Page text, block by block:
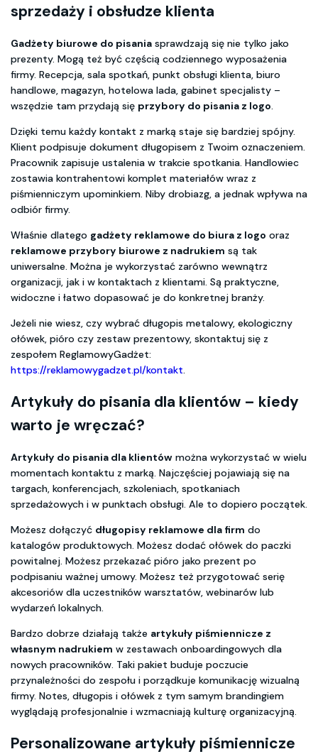
sprzedaży i obsłudze klienta
Gadżety biurowe do pisania sprawdzają się nie tylko jako
prezenty. Mogą też być częścią codziennego wyposażenia
firmy. Recepcja, sala spotkań, punkt obsługi klienta, biuro
handlowe, magazyn, hotelowa lada, gabinet specjalisty –
wszędzie tam przydają się przybory do pisania z logo.
Dzięki temu każdy kontakt z marką staje się bardziej spójny.
Klient podpisuje dokument długopisem z Twoim oznaczeniem.
Pracownik zapisuje ustalenia w trakcie spotkania. Handlowiec
zostawia kontrahentowi komplet materiałów wraz z
piśmienniczym upominkiem. Niby drobiazg, a jednak wpływa na
odbiór firmy.
Właśnie dlatego gadżety reklamowe do biura z logo oraz
reklamowe przybory biurowe z nadrukiem są tak
uniwersalne. Można je wykorzystać zarówno wewnątrz
organizacji, jak i w kontaktach z klientami. Są praktyczne,
widoczne i łatwo dopasować je do konkretnej branży.
Jeżeli nie wiesz, czy wybrać długopis metalowy, ekologiczny
ołówek, pióro czy zestaw prezentowy, skontaktuj się z
zespołem ReglamowyGadżet:
https://reklamowygadzet.pl/kontakt.
Artykuły do pisania dla klientów – kiedy
warto je wręczać?
Artykuły do pisania dla klientów można wykorzystać w wielu
momentach kontaktu z marką. Najczęściej pojawiają się na
targach, konferencjach, szkoleniach, spotkaniach
sprzedażowych i w punktach obsługi. Ale to dopiero początek.
Możesz dołączyć długopisy reklamowe dla firm do
katalogów produktowych. Możesz dodać ołówek do paczki
powitalnej. Możesz przekazać pióro jako prezent po
podpisaniu ważnej umowy. Możesz też przygotować serię
akcesoriów dla uczestników warsztatów, webinarów lub
wydarzeń lokalnych.
Bardzo dobrze działają także artykuły piśmiennicze z
własnym nadrukiem w zestawach onboardingowych dla
nowych pracowników. Taki pakiet buduje poczucie
przynależności do zespołu i porządkuje komunikację wizualną
firmy. Notes, długopis i ołówek z tym samym brandingiem
wyglądają profesjonalnie i wzmacniają kulturę organizacyjną.
Personalizowane artykuły piśmiennicze